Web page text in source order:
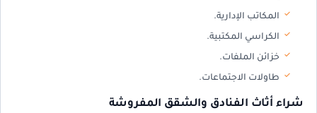
المكاتب الإدارية.
الكراسي المكتبية.
خزائن الملفات.
طاولات الاجتماعات.
شراء أثاث الفنادق والشقق المفروشة